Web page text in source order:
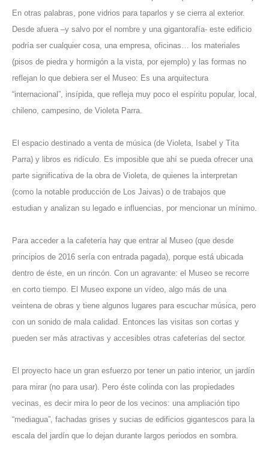
En otras palabras, pone vidrios para taparlos y se cierra al exterior.
Desde afuera –y salvo por el nombre y una gigantorafía- este edificio
podría ser cualquier cosa, una empresa, oficinas… los materiales
(pisos de piedra y hormigón a la vista, por ejemplo) y las formas no
reflejan lo que debiera ser el Museo: Es una arquitectura
“internacional”, insípida, que refleja muy poco el espíritu popular, local,
chileno, campesino, de Violeta Parra.
El espacio destinado a venta de música (de Violeta, Isabel y Tita
Parra) y libros es ridículo. Es imposible que ahí se pueda ofrecer una
parte significativa de la obra de Violeta, de quienes la interpretan
(como la notable producción de Los Jaivas) o de trabajos que
estudian y analizan su legado e influencias, por mencionar un mínimo.
Para acceder a la cafetería hay que entrar al Museo (que desde
principios de 2016 sería con entrada pagada), porque está ubicada
dentro de éste, en un rincón. Con un agravante: el Museo se recorre
en corto tiempo. El Museo expone un vídeo, algo más de una
veintena de obras y tiene algunos lugares para escuchar música, pero
con un sonido de mala calidad. Entonces las visitas son cortas y
pueden ser más atractivas y accesibles otras cafeterías del sector.
El proyecto hace un gran esfuerzo por tener un patio interior, un jardín
para mirar (no para usar). Pero éste colinda con las propiedades
vecinas, es decir mira lo peor de los vecinos: una ampliación tipo
“mediagua”, fachadas grises y sucias de edificios gigantescos para la
escala del jardín que lo dejan durante largos periodos en sombra.